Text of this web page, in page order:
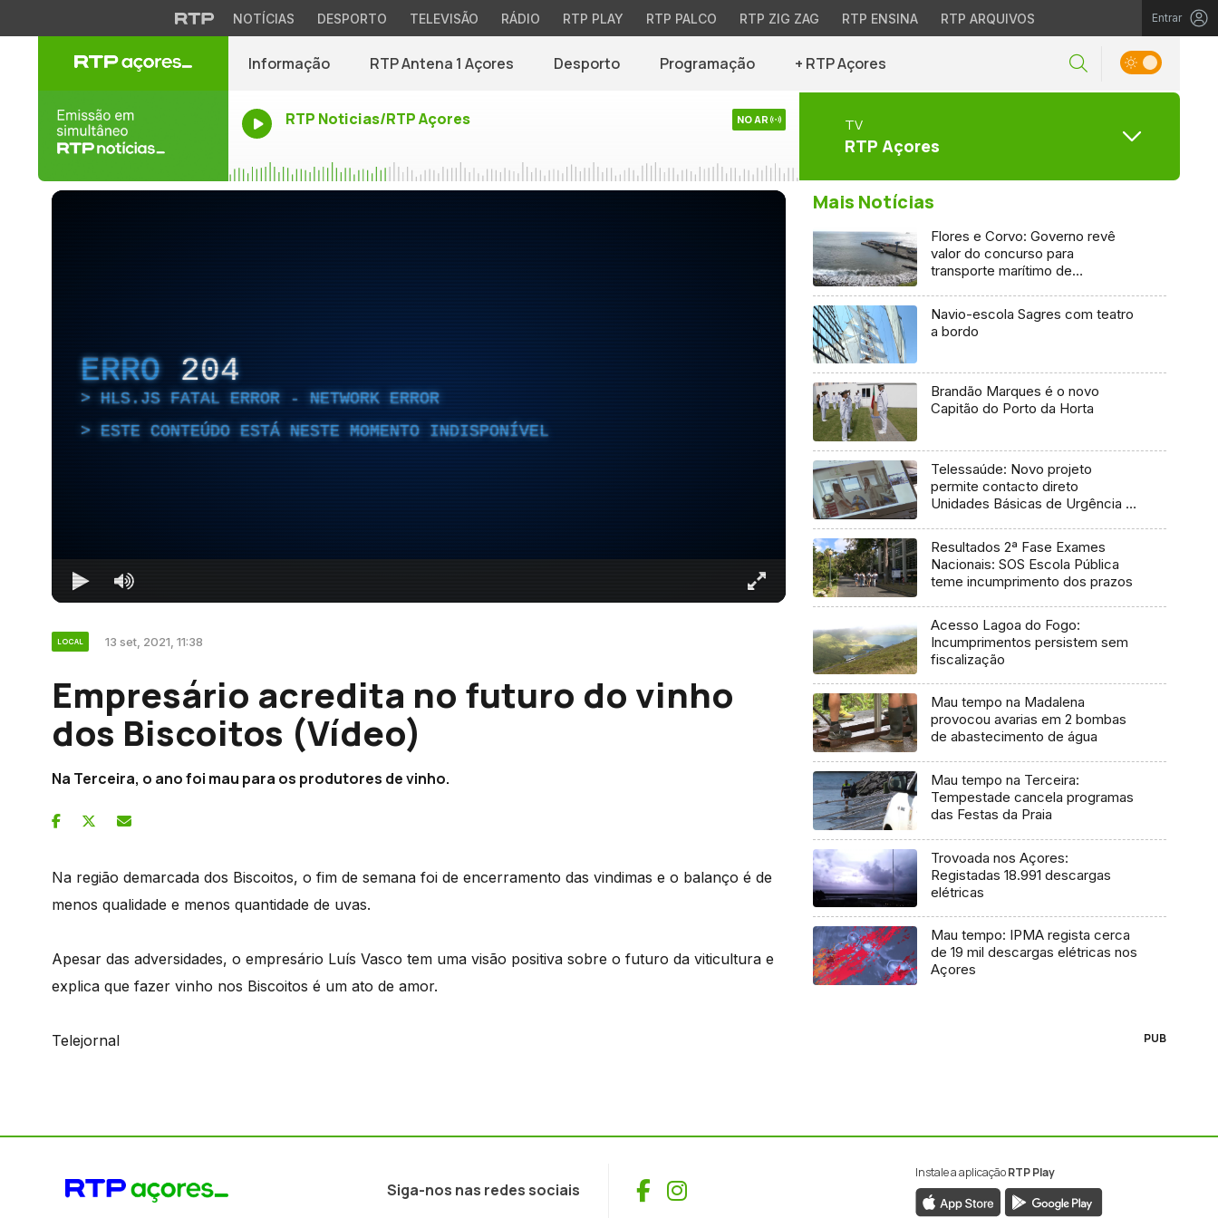
NOTÍCIAS DESPORTO TELEVISÃO RÁDIO RTP PLAY RTP PALCO RTP ZIG ZAG RTP ENSINA RTP ARQUIVOS Entrar
Informação RTP Antena 1 Açores Desporto Programação + RTP Açores
RTP Noticias/RTP Açores NO AR TV
RTP Açores
ERRO 204
HLS.JS FATAL ERROR - NETWORK ERROR
ESTE CONTEÚDO ESTÁ NESTE MOMENTO INDISPONÍVEL
LOCAL 13 set, 2021, 11:38
Empresário acredita no futuro do vinho
dos Biscoitos (Vídeo)
Na Terceira, o ano foi mau para os produtores de vinho.
Na região demarcada dos Biscoitos, o fim de semana foi de encerramento das vindimas e o balanço é de
menos qualidade e menos quantidade de uvas.
Apesar das adversidades, o empresário Luís Vasco tem uma visão positiva sobre o futuro da viticultura e
explica que fazer vinho nos Biscoitos é um ato de amor.
Telejornal
Mais Notícias
Flores e Corvo: Governo revê
valor do concurso para
transporte marítimo de
Navio-escola Sagres com teatro
a bordo
Brandão Marques é o novo
Capitão do Porto da Horta
Telessaúde: Novo projeto
permite contacto direto
Unidades Básicas de Urgência e
Resultados 2ª Fase Exames
Nacionais: SOS Escola Pública
teme incumprimento dos prazos
Acesso Lagoa do Fogo:
Incumprimentos persistem sem
fiscalização
Mau tempo na Madalena
provocou avarias em 2 bombas
de abastecimento de água
Mau tempo na Terceira:
Tempestade cancela programas
das Festas da Praia
Trovoada nos Açores:
Registadas 18.991 descargas
elétricas
Mau tempo: IPMA regista cerca
de 19 mil descargas elétricas nos
Açores
PUB
Siga-nos nas redes sociais Facebook
Instagram
Instale a aplicaçãoRTP Play